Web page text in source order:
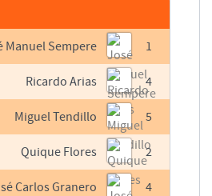
1
Manuel Sempere
4
Ricardo Arias
5
Miguel Tendillo
2
Quique Flores
4
Carlos Granero